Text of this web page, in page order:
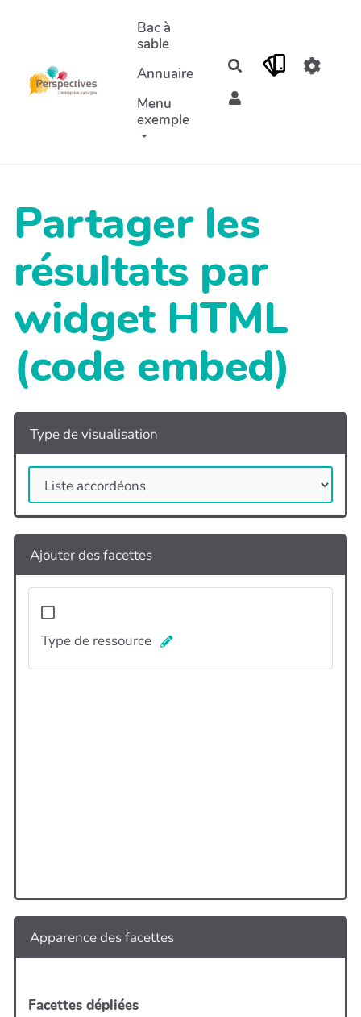
Aller au contenu principal
Bac à
sable
Annuaire
Menu
exemple
Rechercher
Partager les
résultats par
widget HTML
(code embed)
Type de visualisation
Ajouter des facettes
Type de ressource
Apparence des facettes
Facettes dépliées